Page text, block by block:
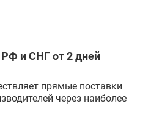
и СНГ от 2 дней
прямые поставки
через наиболее